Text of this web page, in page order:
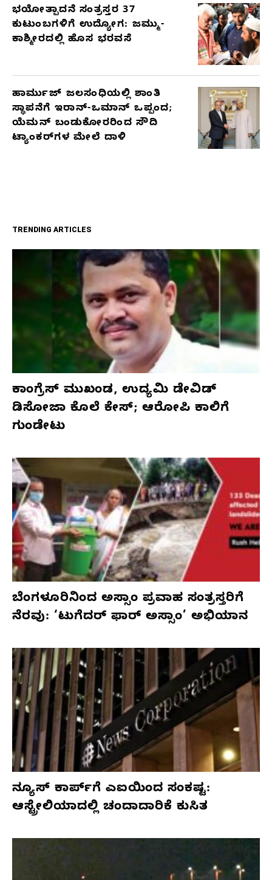
ಭಯೋತ್ಪಾದನೆ ಸಂತ್ರಸ್ತರ 37
ಕುಟುಂಬಗಳಿಗೆ ಉದ್ಯೋಗ: ಜಮ್ಮು-
ಕಾಶ್ಮೀರದಲ್ಲಿ ಹೊಸ ಭರವಸೆ
ಹಾರ್ಮುಜ್ ಜಲಸಂಧಿಯಲ್ಲಿ ಶಾಂತಿ
ಸ್ಥಾಪನೆಗೆ ಇರಾನ್-ಒಮಾನ್ ಒಪ್ಪಂದ;
ಯೆಮನ್ ಬಂಡುಕೋರರಿಂದ ಸೌದಿ
ಟ್ಯಾಂಕರ್‌ಗಳ ಮೇಲೆ ದಾಳಿ
TRENDING ARTICLES
ಕಾಂಗ್ರೆಸ್‌ ಮುಖಂಡ, ಉದ್ಯಮಿ ಡೇವಿಡ್‌
ಡಿಸೋಜಾ ಕೊಲೆ ಕೇಸ್;‌ ಆರೋಪಿ ಕಾಲಿಗೆ
ಗುಂಡೇಟು
ಬೆಂಗಳೂರಿನಿಂದ ಅಸ್ಸಾಂ ಪ್ರವಾಹ ಸಂತ್ರಸ್ತರಿಗೆ
ನೆರವು: ‘ಟುಗೆದರ್ ಫಾರ್ ಅಸ್ಸಾಂ’ ಅಭಿಯಾನ
ನ್ಯೂಸ್ ಕಾರ್ಪ್‌ಗೆ ಎಐಯಿಂದ ಸಂಕಷ್ಟ:
ಆಸ್ಟ್ರೇಲಿಯಾದಲ್ಲಿ ಚಂದಾದಾರಿಕೆ ಕುಸಿತ